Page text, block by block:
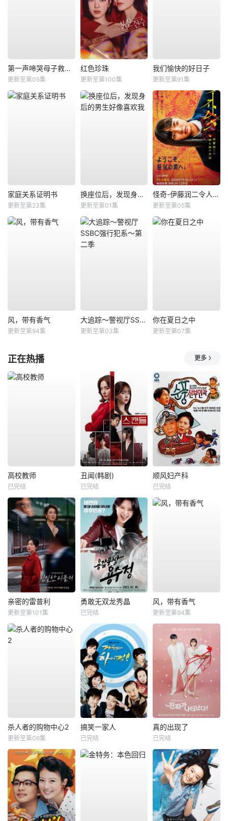
第一声啼哭母子救命急救班
更新至第05集
红色珍珠
更新至第100集
我们愉快的好日子
更新至第91集
家庭关系证明书
更新至第23集
换座位后，发现身后的男生好像喜欢我
更新至第01集
怪奇-伊藤润二令人彻夜难眠的奇异故事－
更新至第05集
风，带有香气
更新至第94集
大追踪〜警视厅SSBC强行犯系〜第二季
更新至第03集
你在夏日之中
更新至第07集
正在热播 更多
高校教师
已完结
丑闻(韩剧)
已完结
顺风妇产科
已完结
亲密的雷普利
更新至第101集
勇敢无双龙秀晶
已完结
风，带有香气
更新至第94集
杀人者的购物中心2
更新至第06集
搞笑一家人
已完结
真的出现了
已完结